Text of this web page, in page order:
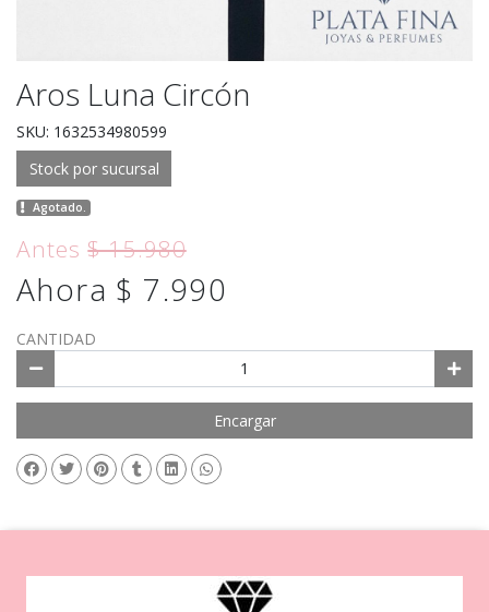
Aros Luna Circón
SKU: 1632534980599
Stock por sucursal
Agotado.
Antes$ 15.980
Ahora $ 7.990
CANTIDAD
Encargar